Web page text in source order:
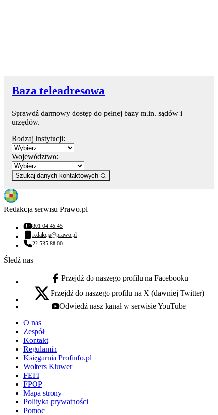
Baza teleadresowa
Sprawdź darmowy dostęp do pełnej bazy m.in. sądów i
urzędów.
Rodzaj instytucji:
Województwo:
Szukaj danych kontaktowych
Redakcja serwisu Prawo.pl
Numer telefonu:
801 04 45 45
Adres email:
redakcja@prawo.pl
Numer telefonu:
22 535 88 00
Śledź nas
facebook - otwiera się w nowej karcie
Przejdź do naszego profilu na Facebooku
x - otwiera się w nowej karcie
Przejdź do naszego profilu na X (dawniej Twitter)
youtube - otwiera się w nowej karcie
Odwiedź nasz kanał w serwisie YouTube
O nas
Zespół
Kontakt
Regulamin
Księgarnia Profinfo.pl
Wolters Kluwer
FEPI
FPOP
Mapa strony
Polityka prywatności
Pomoc